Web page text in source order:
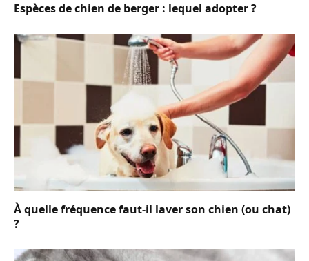
Espèces de chien de berger : lequel adopter ?
À quelle fréquence faut-il laver son chien (ou chat)
?